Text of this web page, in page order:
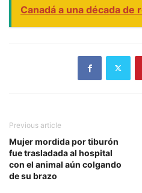
Canadá a una década de
Previous article
Mujer mordida por tiburón
fue trasladada al hospital
con el animal aún colgando
de su brazo